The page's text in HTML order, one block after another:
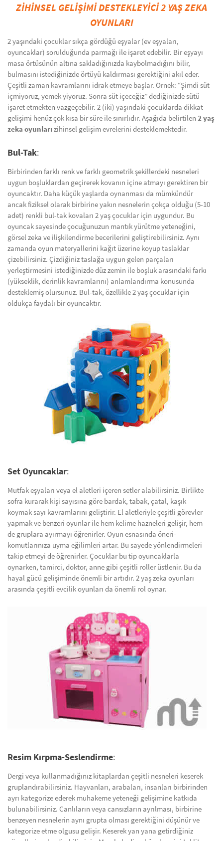
ZİHİNSEL GELİŞİMİ DESTEKLEYİCİ 2 YAŞ ZEKA
OYUNLARI
2 yaşındaki çocuklar sıkça gördüğü eşyalar (ev eşyaları,
oyuncaklar) sorulduğunda parmağı ile işaret edebilir. Bir eşyayı
masa örtüsünün altına sakladığınızda kaybolmadığını bilir,
bulmasını istediğinizde örtüyü kaldırması gerektiğini akıl eder.
Çeşitli zaman kavramlarını idrak etmeye başlar. Örnek: “Şimdi süt
içmiyoruz, yemek yiyoruz. Sonra süt içeceğiz” dediğinizde sütü
işaret etmekten vazgeçebilir. 2 (iki) yaşındaki çocuklarda dikkat
gelişimi henüz çok kısa bir süre ile sınırlıdır. Aşağıda belirtilen 2 yaş
zeka oyunlarızihinsel gelişim evrelerini desteklemektedir.
Bul-Tak:
Birbirinden farklı renk ve farklı geometrik şekillerdeki nesneleri
uygun boşluklardan geçirerek kovanın içine atmayı gerektiren bir
oyuncaktır. Daha küçük yaşlarda oynanması da mümkündür
ancak fiziksel olarak birbirine yakın nesnelerin çokça olduğu (5-10
adet) renkli bul-tak kovaları 2 yaş çocuklar için uygundur. Bu
oyuncak sayesinde çocuğunuzun mantık yürütme yeteneğini,
görsel zeka ve ilişkilendirme becerilerini geliştirebilirsiniz. Aynı
zamanda oyun materyallerini kağıt üzerine koyup taslaklar
çizebilirsiniz. Çizdiğiniz taslağa uygun gelen parçaları
yerleştirmesini istediğinizde düz zemin ile boşluk arasındaki farkı
(yükseklik, derinlik kavramlarını) anlamlandırma konusunda
desteklemiş olursunuz. Bul-tak, özellikle 2 yaş çocuklar için
oldukça faydalı bir oyuncaktır.
Set Oyuncaklar:
Mutfak eşyaları veya el aletleri içeren setler alabilirsiniz. Birlikte
sofra kurarak kişi sayısına göre bardak, tabak, çatal, kaşık
koymak sayı kavramlarını geliştirir. El aletleriyle çeşitli görevler
yapmak ve benzeri oyunlar ile hem kelime hazneleri gelişir, hem
de gruplara ayırmayı öğrenirler. Oyun esnasında öneri-
komutlarınıza uyma eğilimleri artar. Bu sayede yönlendirmeleri
takip etmeyi de öğrenirler. Çocuklar bu tip oyuncaklarla
oynarken, tamirci, doktor, anne gibi çeşitli roller üstlenir. Bu da
hayal gücü gelişiminde önemli bir artıdır. 2 yaş zeka oyunları
arasında çeşitli evcilik oyunları da önemli rol oynar.
Resim Kırpma-Seslendirme:
Dergi veya kullanmadığınız kitaplardan çeşitli nesneleri keserek
gruplandırabilirsiniz. Hayvanları, arabaları, insanları birbirinden
ayrı kategorize ederek muhakeme yeteneği gelişimine katkıda
bulunabilirsiniz. Canlıların veya cansızların ayrılması, birbirine
benzeyen nesnelerin aynı grupta olması gerektiğini düşünür ve
kategorize etme olgusu gelişir. Keserek yan yana getirdiğiniz